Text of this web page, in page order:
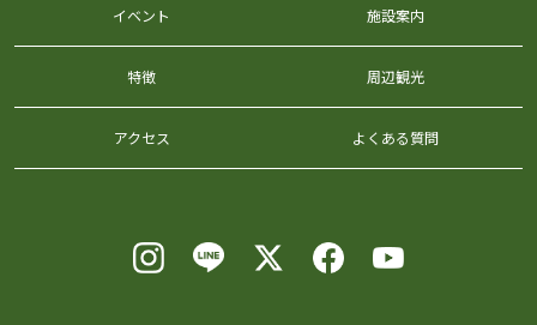
イベント 施設案内
特徴 周辺観光
アクセス よくある質問